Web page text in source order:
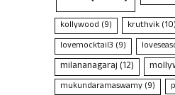
kollywood (9) kruthvik(10)
lovemocktail3 (9)
milananagaraj(12)
mukundaramaswamy (9)